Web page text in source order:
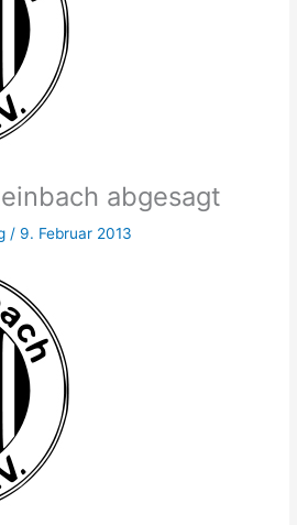
abgesagt
/ 9. Februar 2013